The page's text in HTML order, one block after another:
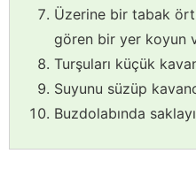
Üzerine bir tabak
gören bir yer koyun
Turşuları küçük
Suyunu süzüp
Buzdolabında